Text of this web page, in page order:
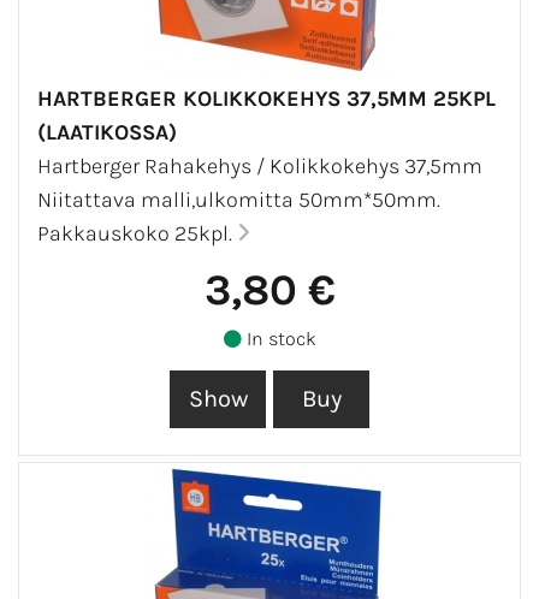
HARTBERGER KOLIKKOKEHYS 37,5MM 25KPL
(LAATIKOSSA)
Hartberger Rahakehys / Kolikkokehys 37,5mm
Niitattava malli,ulkomitta 50mm*50mm.
Pakkauskoko 25kpl.
3,80 €
In stock